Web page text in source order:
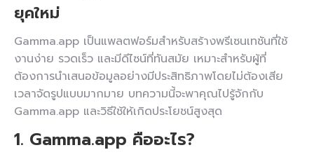
ยุคใหม่
Gamma.app เป็นแพลตฟอร์มสำหรับสร้างพรีเซนเทชันที่ใช้
งานง่าย รวดเร็ว และมีดีไซน์ที่ทันสมัย เหมาะสำหรับผู้ที่
ต้องการนำเสนอข้อมูลอย่างมีประสิทธิภาพโดยไม่ต้องเสีย
เวลาจัดรูปแบบมากมาย บทความนี้จะพาคุณไปรู้จักกับ
Gamma.app และวิธีใช้ให้เกิดประโยชน์สูงสุด
1. Gamma.app คืออะไร?